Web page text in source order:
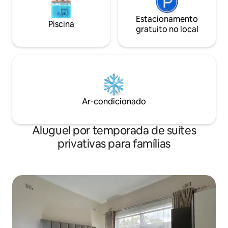
Piscina
Estacionamento
gratuito no local
Ar-condicionado
Aluguel por temporada de suítes
privativas para famílias